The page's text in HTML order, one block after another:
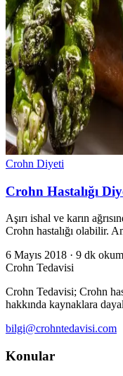
Crohn Diyeti
Crohn Hastalığı
Aşırı ishal ve karın
Crohn hastalığı olabilir.
6 Mayıs 2018 · 9 dk
Crohn Tedavisi
Crohn Tedavisi; Crohn
hakkında kaynaklara
bilgi@crohntedavisi.com
Konular